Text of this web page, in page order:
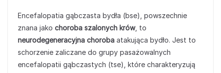
Encefalopatia gąbczasta bydła (bse), powszechnie
znana jako choroba szalonych krów, to
neurodegeneracyjna choroba atakująca bydło. Jest to
schorzenie zaliczane do grupy pasażowalnych
encefalopatii gąbczastych (tse), które charakteryzują